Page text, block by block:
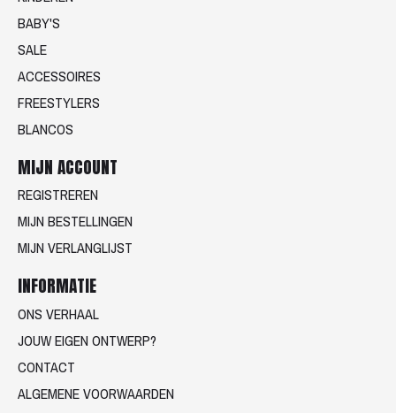
BABY'S
SALE
ACCESSOIRES
FREESTYLERS
BLANCOS
MIJN ACCOUNT
REGISTREREN
MIJN BESTELLINGEN
MIJN VERLANGLIJST
INFORMATIE
ONS VERHAAL
JOUW EIGEN ONTWERP?
CONTACT
ALGEMENE VOORWAARDEN